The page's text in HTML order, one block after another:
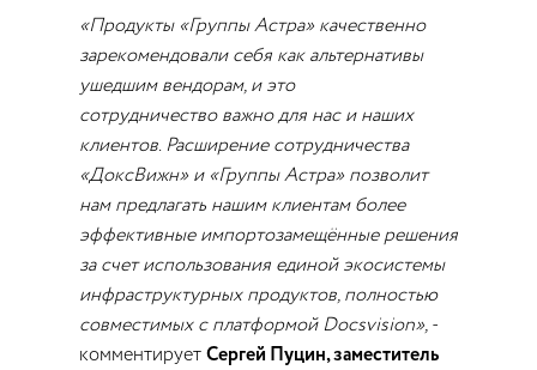
«Продукты «Группы Астра» качественно
зарекомендовали себя как альтернативы
ушедшим вендорам, и это
сотрудничество важно для нас и наших
клиентов. Расширение сотрудничества
«ДоксВижн» и «Группы Астра» позволит
нам предлагать нашим клиентам более
эффективные импортозамещённые решения
за счет использования единой экосистемы
инфраструктурных продуктов, полностью
совместимых с платформой Docsvision», -
комментирует Сергей Пуцин, заместитель